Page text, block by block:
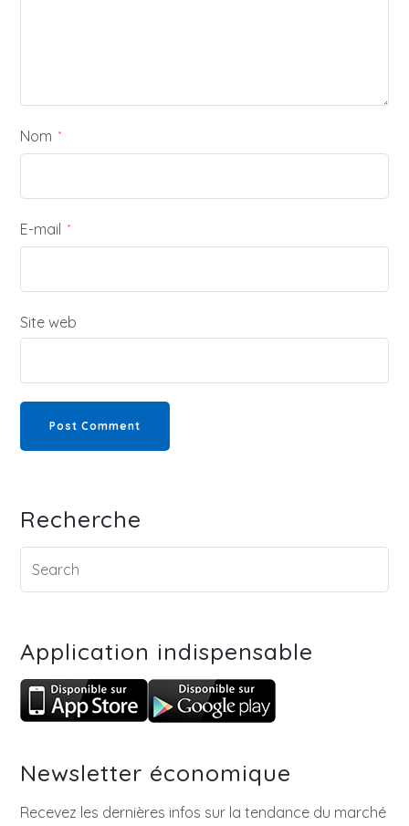
Nom *
E-mail *
Site web
Recherche
Application indispensable
Newsletter économique
Recevez les dernières infos sur la tendance du marché